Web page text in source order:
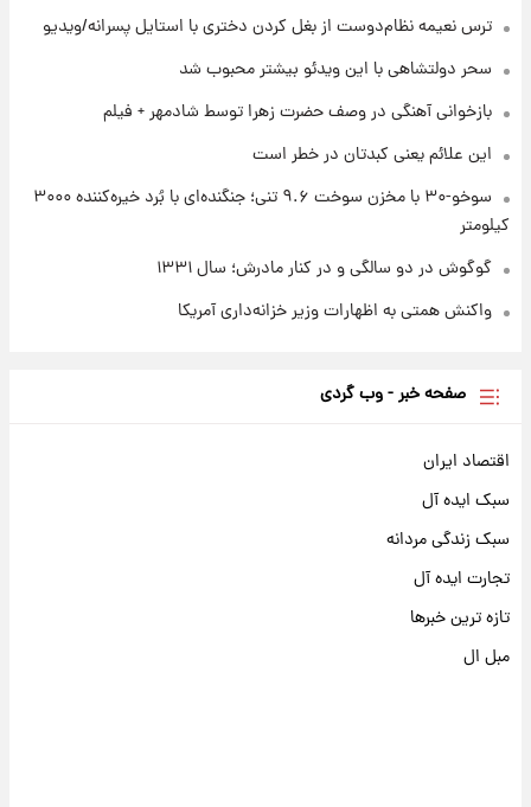
تصاویر کمتر دیده‌شده از شهیدان حاجی‌زاده و
ترس نعیمه نظام‌دوست از بغل کردن دختری با استایل پسرانه/ویدیو
سحر دولتشاهی با این ویدئو بیشتر محبوب شد
بازخوانی آهنگی در وصف حضرت زهرا توسط شادمهر + فیلم
این علائم یعنی کبدتان در خطر است
سوخو-۳۰ با مخزن سوخت ۹.۶ تنی؛ جنگنده‌ای با بُرد خیره‌کننده ۳۰۰۰
کیلومتر
گوگوش در دو سالگی و در کنار مادرش؛ سال ۱۳۳۱
واکنش همتی به اظهارات وزیر خزانه‌داری آمریکا
صفحه خبر - وب گردی
اقتصاد ایران
سبک ایده آل
سبک زندگی مردانه
تجارت ایده آل
تازه ترین خبرها
مبل ال